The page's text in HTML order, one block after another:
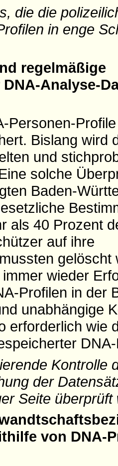
die die
in enge
regelmäßige
Analyse-
Personen-
Bislang wird
und
solche
Baden-
als 40 Prozent
auf ihre
gelöscht
wieder
Profilen in der
unabhängige
erforderlich wie
Kontrolle
der
Seite überprüft
von DNA-